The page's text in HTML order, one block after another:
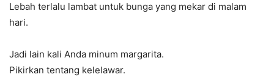
Lebah terlalu lambat untuk bunga yang mekar di malam
hari.
Jadi lain kali Anda minum margarita.
Pikirkan tentang kelelawar.